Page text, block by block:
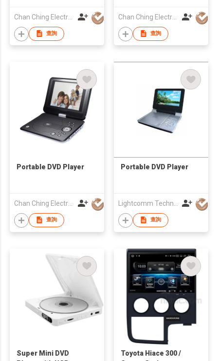
Chan Ching Electronic Technology Co
查詢
Chan Ching Electronic Technology Co
查詢
Portable DVD Player
Chan Ching Electronic Technology Co
查詢
Portable DVD Player
查詢
Super Mini DVD
Toyota Hiace 300 /